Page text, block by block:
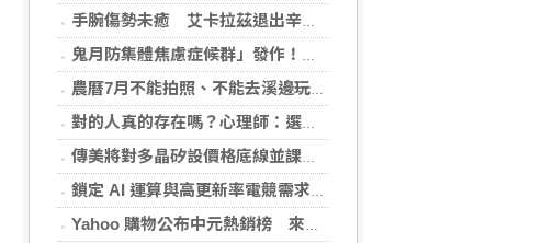
手腕傷勢未癒 艾卡拉茲退出辛辛那提大師賽
鬼月防集體焦慮症候群」發作！醫揭：安度民俗月2大「認知調適」對策
農曆7月不能拍照、不能去溪邊玩？小心過度焦慮引發「鬼月症候群」
對的人真的存在嗎？心理師：選對的人只占30%，剩下70%靠「這件事」
傳美將對多晶矽設價格底線並課關稅 劍指中國供應鏈
鎖定 AI 運算與高更新率電競需求 技嘉 AORUS P1600W 電源供應器、宏碁 Nitro XV272U Z2 螢幕登場
Yahoo 購物公布中元熱銷榜 來一客蟬聯泡麵冠軍、紙紮吹科技風